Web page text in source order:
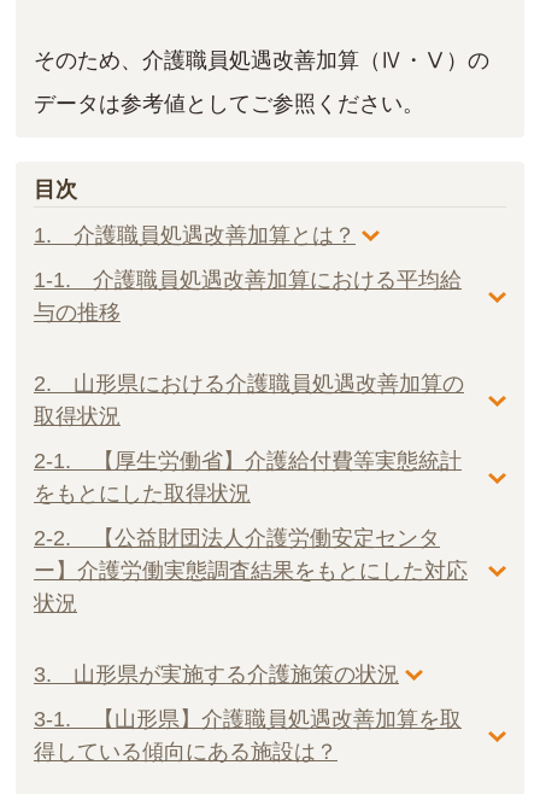
そのため、介護職員処遇改善加算（Ⅳ・Ⅴ）の
データは参考値としてご参照ください。
目次
1. 介護職員処遇改善加算とは？
1-1. 介護職員処遇改善加算における平均給
与の推移
2. 山形県における介護職員処遇改善加算の
取得状況
2-1. 【厚生労働省】介護給付費等実態統計
をもとにした取得状況
2-2. 【公益財団法人介護労働安定センタ
ー】介護労働実態調査結果をもとにした対応
状況
3. 山形県が実施する介護施策の状況
3-1. 【山形県】介護職員処遇改善加算を取
得している傾向にある施設は？